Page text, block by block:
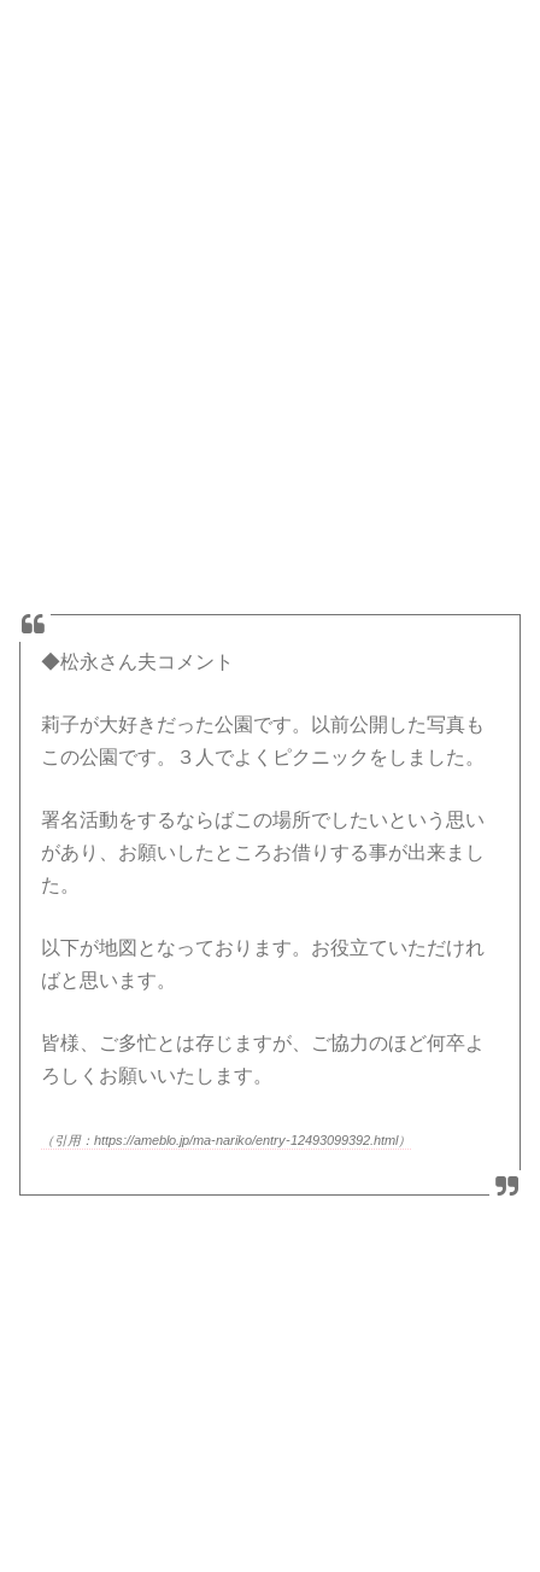
◆松永さん夫コメント
莉子が大好きだった公園です。以前公開した写真も
この公園です。３人でよくピクニックをしました。
署名活動をするならばこの場所でしたいという思い
があり、お願いしたところお借りする事が出来まし
た。
以下が地図となっております。お役立ていただけれ
ばと思います。
皆様、ご多忙とは存じますが、ご協力のほど何卒よ
ろしくお願いいたします。
（引用：https://ameblo.jp/ma-nariko/entry-12493099392.html）